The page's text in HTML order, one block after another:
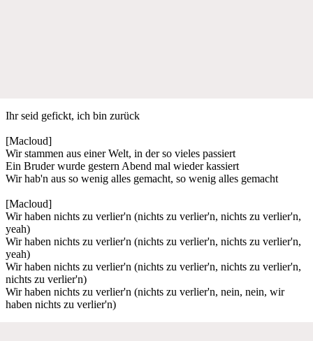
Ihr seid gefickt, ich bin zurück
[Macloud]
Wir stammen aus einer Welt, in der so vieles passiert
Ein Bruder wurde gestern Abend mal wieder kassiert
Wir hab'n aus so wenig alles gemacht, so wenig alles gemacht
[Macloud]
Wir haben nichts zu verlier'n (nichts zu verlier'n, nichts zu verlier'n,
yeah)
Wir haben nichts zu verlier'n (nichts zu verlier'n, nichts zu verlier'n,
yeah)
Wir haben nichts zu verlier'n (nichts zu verlier'n, nichts zu verlier'n,
nichts zu verlier'n)
Wir haben nichts zu verlier'n (nichts zu verlier'n, nein, nein, wir
haben nichts zu verlier'n)